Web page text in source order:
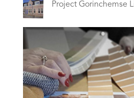
Project Gorinchemse